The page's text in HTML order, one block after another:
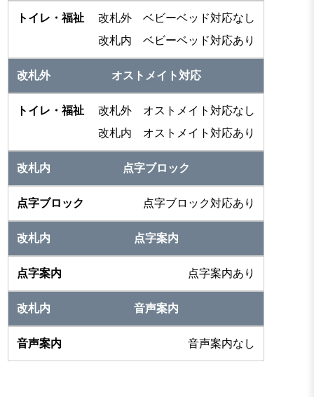
改札外 ベビーベッド対応なし
改札内 ベビーベッド対応あり
オストメイト対応
改札外 オストメイト対応なし
改札内 オストメイト対応あり
点字ブロック
点字ブロック対応あり
点字案内
点字案内あり
音声案内
音声案内なし